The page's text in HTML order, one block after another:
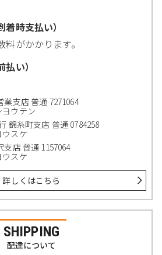
時支払い）
がかかります。
い）
支店 普通 7271064
ウテン
錦糸町支店 普通 0784258
スケ
店 普通 1157064
スケ
詳しくはこちら
SHIPPING
配達について